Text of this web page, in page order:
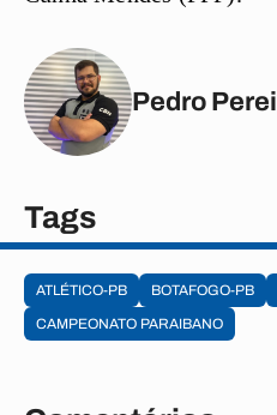
Pedro
Tags
ATLÉTICO-PB BOTAFOGO-PB
CAMPEONATO PARAIBANO